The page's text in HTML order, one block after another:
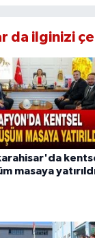
da ilginizi
masaya